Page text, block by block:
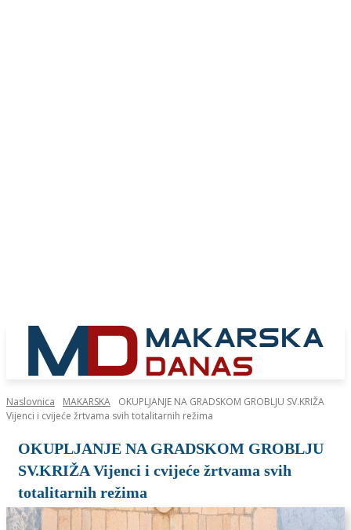
Naslovnica MAKARSKA
OKUPLJANJE NA GRADSKOM GROBLJU SV.KRIŽA
Vijenci i cvijeće žrtvama svih totalitarnih režima
OKUPLJANJE NA GRADSKOM GROBLJU
SV.KRIŽA Vijenci i cvijeće žrtvama svih
totalitarnih režima